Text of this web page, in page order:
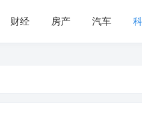
财经 房产 汽车